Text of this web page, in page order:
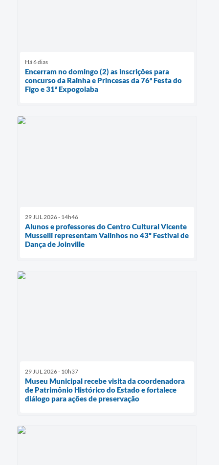
Há 6 dias
Encerram no domingo (2) as inscrições para
concurso da Rainha e Princesas da 76ª Festa do
Figo e 31ª Expogoiaba
29 JUL 2026 - 14h46
Alunos e professores do Centro Cultural Vicente
Musselli representam Valinhos no 43º Festival de
Dança de Joinville
29 JUL 2026 - 10h37
Museu Municipal recebe visita da coordenadora
de Patrimônio Histórico do Estado e fortalece
diálogo para ações de preservação